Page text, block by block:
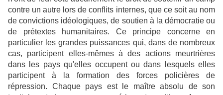
contre un autre lors de conflits internes, que ce soit au nom
de convictions idéologiques, de soutien à la démocratie ou
de prétextes humanitaires. Ce principe concerne en
particulier les grandes puissances qui, dans de nombreux
cas, participent elles-mêmes à des actions meurtrières
dans les pays qu'elles occupent ou dans lesquels elles
participent à la formation des forces policières de
répression. Chaque pays est le maître absolu de son